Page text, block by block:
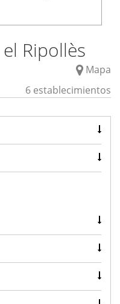
Ripollès
Mapa
6 establecimientos